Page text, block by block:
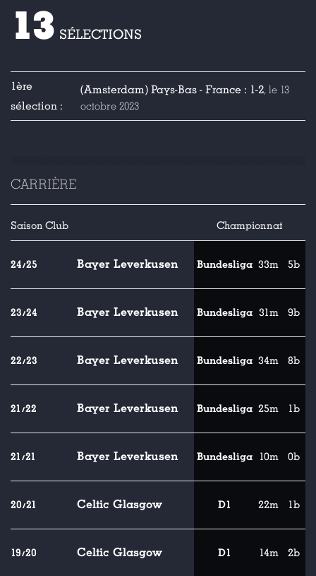
13 SÉLECTIONS
1ère
sélection :
(Amsterdam) Pays-Bas - France : 1-2, le 13
octobre 2023
CARRIÈRE
SaisonClub Championnat
24/25 Bayer Leverkusen Bundesliga 33m 5b
23/24 Bayer Leverkusen Bundesliga 31m 9b
22/23 Bayer Leverkusen Bundesliga 34m 8b
21/22 Bayer Leverkusen Bundesliga 25m 1b
21/21 Bayer Leverkusen Bundesliga 10m 0b
20/21 Celtic Glasgow D1 22m 1b
19/20 Celtic Glasgow D1 14m 2b